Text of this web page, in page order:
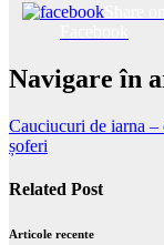
Navigare în
Cauciucuri de iarna
șoferi
Related Post
Articole recente